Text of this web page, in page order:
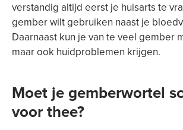
verstandig altijd eerst je huisarts te
gember wilt gebruiken naast je
Daarnaast kun je van te veel gember
maar ook huidproblemen krijgen.
Moet je gemberwortel
voor thee?